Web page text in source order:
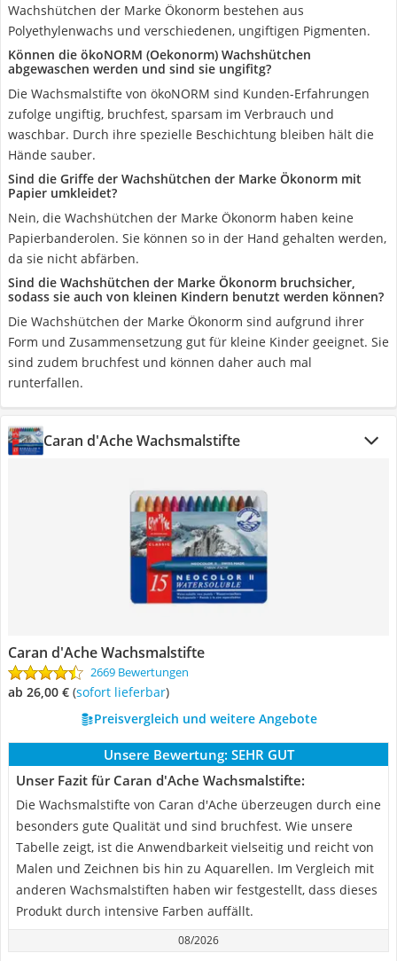
Wachshütchen der Marke Ökonorm bestehen aus
Polyethylenwachs und verschiedenen, ungiftigen Pigmenten.
Können die ökoNORM (Oekonorm) Wachshütchen
abgewaschen werden und sind sie ungifitg?
Die Wachsmalstifte von ökoNORM sind Kunden-Erfahrungen
zufolge ungiftig, bruchfest, sparsam im Verbrauch und
waschbar. Durch ihre spezielle Beschichtung bleiben hält die
Hände sauber.
Sind die Griffe der Wachshütchen der Marke Ökonorm mit
Papier umkleidet?
Nein, die Wachshütchen der Marke Ökonorm haben keine
Papierbanderolen. Sie können so in der Hand gehalten werden,
da sie nicht abfärben.
Sind die Wachshütchen der Marke Ökonorm bruchsicher,
sodass sie auch von kleinen Kindern benutzt werden können?
Die Wachshütchen der Marke Ökonorm sind aufgrund ihrer
Form und Zusammensetzung gut für kleine Kinder geeignet. Sie
sind zudem bruchfest und können daher auch mal
runterfallen.
Caran d'Ache Wachsmalstifte
Caran d'Ache Wachsmalstifte
2669 Bewertungen
ab 26,00 € ( Sofort lieferbar)
Preisvergleich und weitere Angebote
Unsere Bewertung: SEHR GUT
Unser Fazit für Caran d'Ache Wachsmalstifte:
Die Wachsmalstifte von Caran d'Ache überzeugen durch eine
besonders gute Qualität und sind bruchfest. Wie unsere
Tabelle zeigt, ist die Anwendbarkeit vielseitig und reicht von
Malen und Zeichnen bis hin zu Aquarellen. Im Vergleich mit
anderen Wachsmalstiften haben wir festgestellt, dass dieses
Produkt durch intensive Farben auffällt.
08/2026